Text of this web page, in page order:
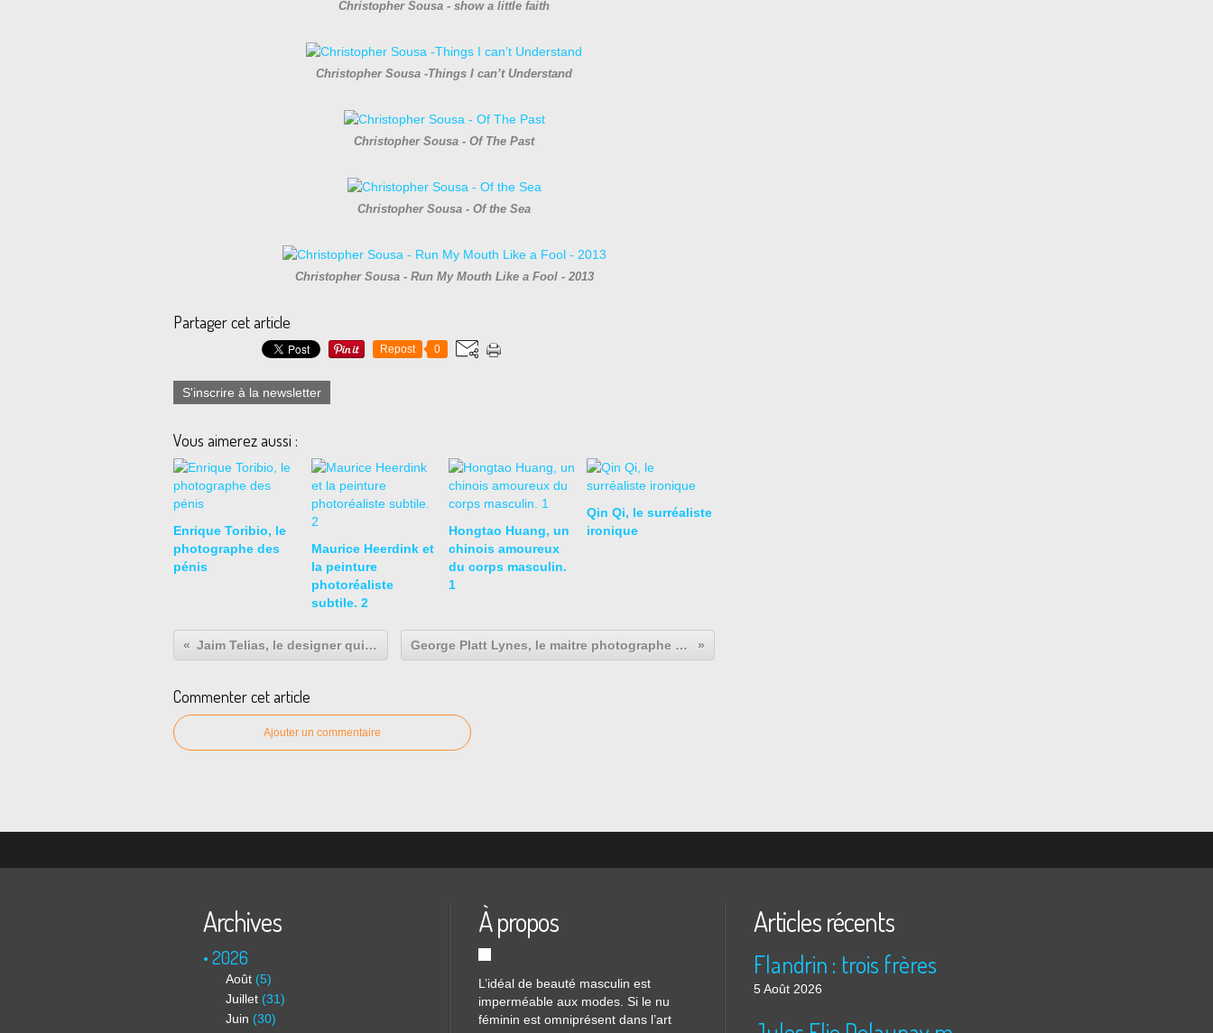
Christopher Sousa - show a little faith
Christopher Sousa -Things I can’t Understand
Christopher Sousa - Of The Past
Christopher Sousa - Of the Sea
Christopher Sousa - Run My Mouth Like a Fool - 2013
Partager cet article
Repost 0
S'inscrire à la newsletter
Vous aimerez aussi :
Enrique Toribio, le
photographe des
pénis
Maurice Heerdink et
la peinture
photoréaliste
subtile. 2
Hongtao Huang, un
chinois amoureux
du corps masculin.
1
Qin Qi, le surréaliste
ironique
Jaim Telias, le designer qui se met à nu George Platt Lynes, le maitre photographe du nu masculin. 6
Commenter cet article
Ajouter un commentaire
Archives
2026
Août (5)
Juillet (31)
Juin (30)
À propos
L’idéal de beauté masculin est
imperméable aux modes. Si le nu
féminin est omniprésent dans l’art
Articles récents
Flandrin : trois frères
5 Août 2026